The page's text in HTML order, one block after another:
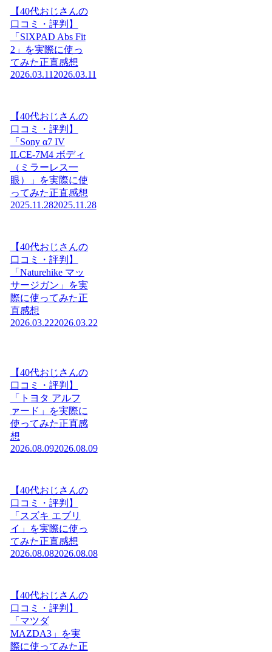
【40代おじさんの
口コミ・評判】
「SIXPAD Abs Fit
2」を実際に使っ
てみた正直感想
2026.03.11 2026.03.11
【40代おじさんの
口コミ・評判】
「Sony α7 IV
ILCE-7M4 ボディ
（ミラーレス一
眼）」を実際に使
ってみた正直感想
2025.11.282025.11.28
【40代おじさんの
口コミ・評判】
「Naturehike マッ
サージガン」を実
際に使ってみた正
直感想
2026.03.222026.03.22
【40代おじさんの
口コミ・評判】
「トヨタ アルフ
ァード」を実際に
使ってみた正直感
想
2026.08.092026.08.09
【40代おじさんの
口コミ・評判】
「スズキ エブリ
イ」を実際に使っ
てみた正直感想
2026.08.082026.08.08
【40代おじさんの
口コミ・評判】
「マツダ
MAZDA3」を実
際に使ってみた正